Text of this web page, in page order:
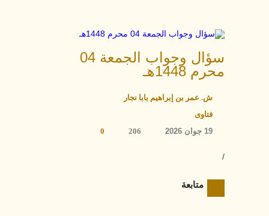
سؤال وجواب الجمعة 04
محرم 1448هـ
ش. عمر بن إبراهيم بابا نجار
فتاوى
19 جوان 2026
206
0
/
متابعة